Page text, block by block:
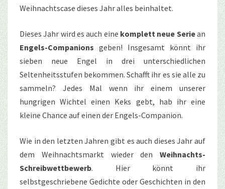
Weihnachtscase dieses Jahr alles beinhaltet.
Dieses Jahr wird es auch eine komplett neue Seriean
Engels-Companions geben! Insgesamt könnt ihr
sieben neue Engel in drei unterschiedlichen
Seltenheitsstufen bekommen. Schafft ihr es sie alle zu
sammeln? Jedes Mal wenn ihr einem unserer
hungrigen Wichtel einen Keks gebt, hab ihr eine
kleine Chance auf einen der Engels-Companion.
Wie in den letzten Jahren gibt es auch dieses Jahr auf
dem Weihnachtsmarkt wieder den Weihnachts-
Schreibwettbewerb. Hier könnt ihr
selbstgeschriebene Gedichte oder Geschichten in den